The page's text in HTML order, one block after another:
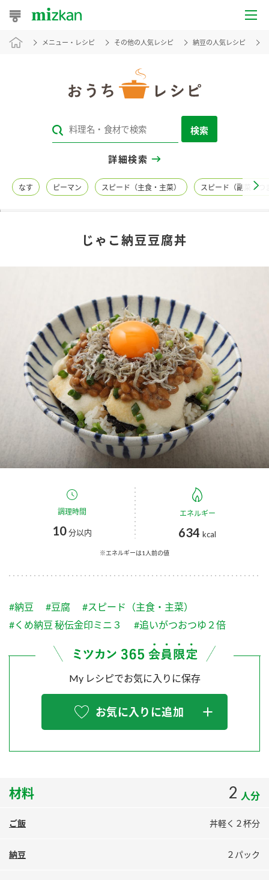
おうちレシピ
レシピカテゴリ一覧
レシピ名特集
酢 調味酢
お酢ドリンク ぽん酢
みりん風・料理酒 鍋用調味料
スープ 中華
ふりかけ おすしの素
炊き込みご飯の素 米飯用調味液
Fibee
キャンペーン情報
ブランド・スペシャルサイト
ブランド・スペシャルサイト トップ
商品ブランドサイト
Fibee（ファイビー）
くらしプラ酢
お酢ドリンク
つゆ
納豆のサイト
三ツ判山吹
スペシャルサイト
お酢を知ろう！
すしラボ
納豆の豆知識
企業情報
企業理念
ミツカンの歴史
ミツカンを知る
環境への取り組み
MIM（ミツカンミュージアム）
お客様相談センター
お客様の声をいかしました
販売終了製品のご案内
よくあるご質問
メニュー・レシピ その他の人気レシピ 納豆の人気レシピ
検索
詳細検索
なす ピーマン スピード（主食・主菜） スピード（副菜・つ
じゃこ納豆豆腐丼
調理時間
10分以内
エネルギー
634 kcal
※エネルギーは1人前の値
#納豆 #豆腐
#スピード（主食・主菜）
#くめ納豆 秘伝金印ミニ３
#追いがつおつゆ２倍
My レシピでお気に入りに保存
お気に入りに追加
材料 2 人分
ご飯 丼軽く２杯分
納豆 ２パック